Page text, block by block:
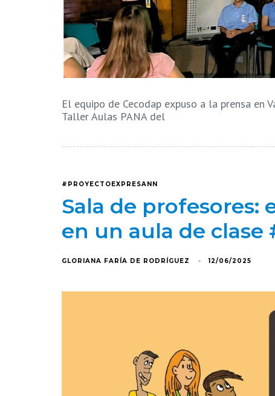
El equipo de Cecodap expuso a la prensa en
Taller Aulas PANA del
#PROYECTOEXPRESANN
Sala de profesores:
en un aula de clase
GLORIANA FARÍA DE RODRÍGUEZ 12/06/2025